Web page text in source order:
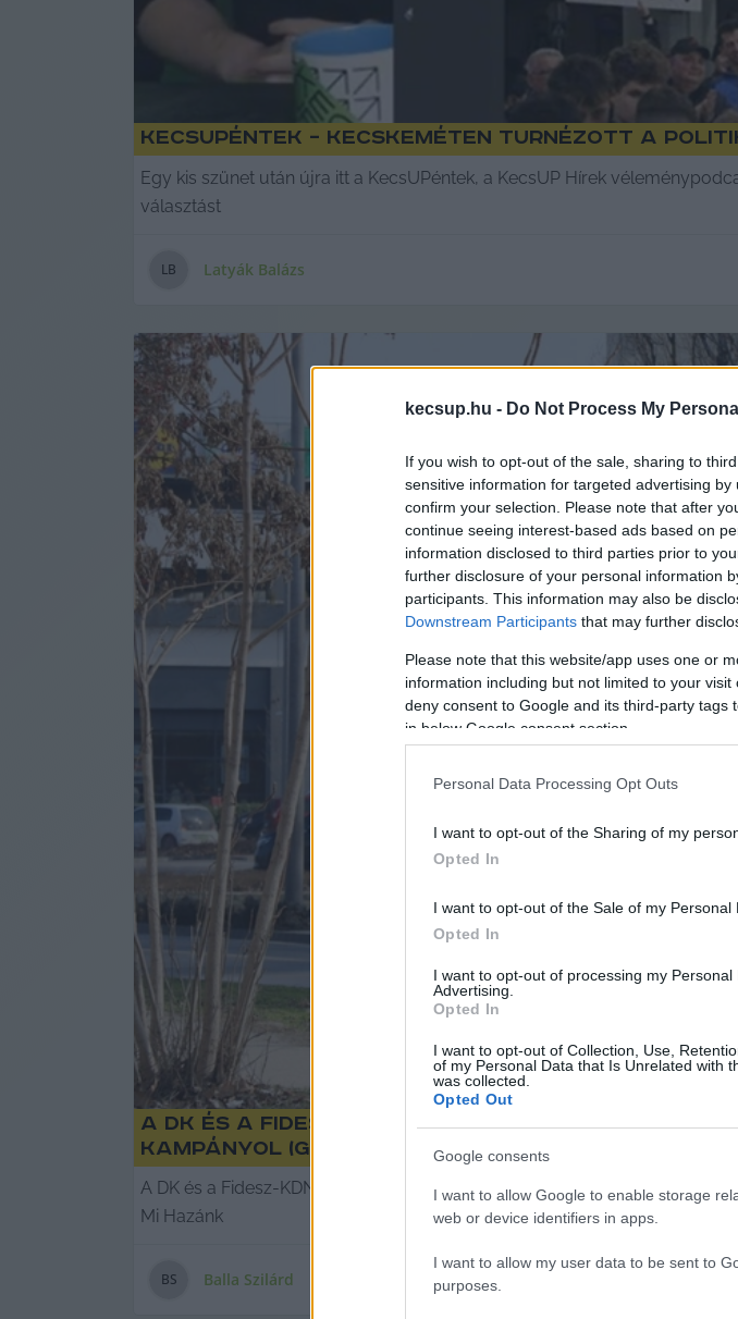
kecsup.hu - Do Not Process My
If you wish to opt-out of the sale, sharing to
sensitive information for targeted advertising
confirm your selection. Please note that after
continue seeing interest-based ads based on
information disclosed to third parties prior to
further disclosure of your personal information
participants. This information may also be
Downstream Participants that may further
Please note that this website/app uses one or
information including but not limited to your
deny consent to Google and its third-party
in below Google consent section.
Personal Data Processing Opt Outs
I want to opt-out of the Sharing of my
Opted In
I want to opt-out of the Sale of my Personal
Opted In
I want to opt-out of processing my Personal
Advertising.
Opted In
I want to opt-out of Collection, Use,
of my Personal Data that Is Unrelated with
was collected.
Opted Out
Google consents
I want to allow Google to enable storage
web or device identifiers in apps.
I want to allow my user data to be sent to
purposes.
KecsUPéntek – Kecskeméten turnézott a
Egy kis szünet után újra itt a KecsUPéntek, a KecsUP Hírek
választást
LB Latyák Balázs
A DK és a Fidesz plakátjai leuralták
kampányol (galériával)
A DK és a Fidesz-KDNP plakátkampánya leuralta Kecskemétet, míg a
Mi Hazánk
BS Balla Szilárd